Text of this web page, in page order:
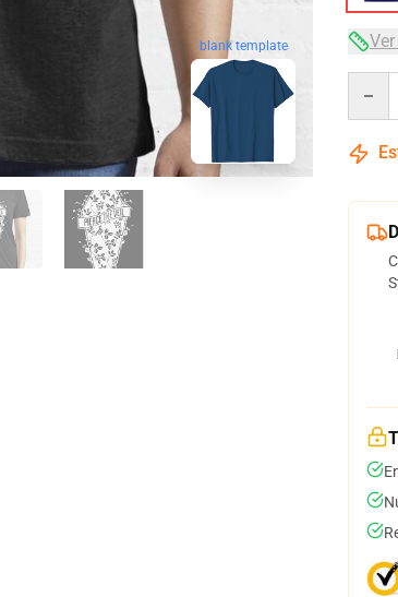
blank template